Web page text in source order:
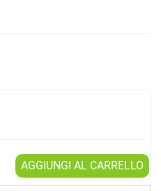
AGGIUNGI AL CARRELLO